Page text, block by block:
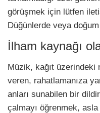
görüşmek için lütfen
Düğünlerde veya
İlham kaynağı
Müzik, kağıt üzerindeki
veren, rahatlamanıza
anları sunabilen bir
çalmayı öğrenmek,